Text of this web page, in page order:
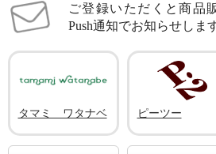
ご登録いただくと商品
Push通知でお知らせしま
タマミ ワタナベ ピーツー